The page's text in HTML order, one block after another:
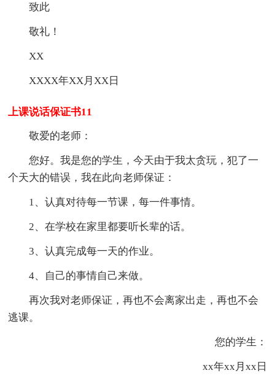
致此
敬礼！
XX
XXXX年XX月XX日
上课说话保证书11
敬爱的老师：
您好。我是您的学生，今天由于我太贪玩，犯了一
个天大的错误，我在此向老师保证：
1、认真对待每一节课，每一件事情。
2、在学校在家里都要听长辈的话。
3、认真完成每一天的作业。
4、自己的事情自己来做。
再次我对老师保证，再也不会离家出走，再也不会
逃课。
您的学生：
xx年xx月xx日